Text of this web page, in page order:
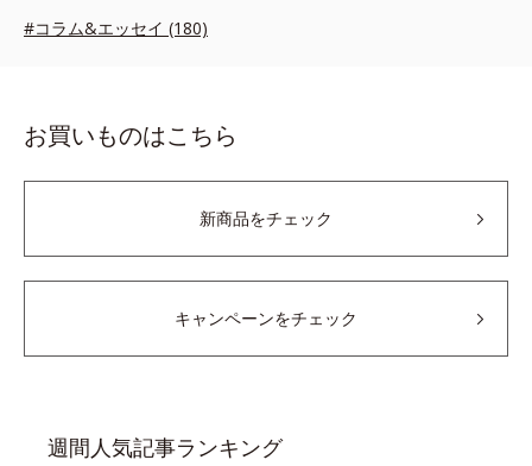
#コラム&エッセイ (180)
お買いものはこちら
新商品をチェック
キャンペーンをチェック
週間人気記事ランキング